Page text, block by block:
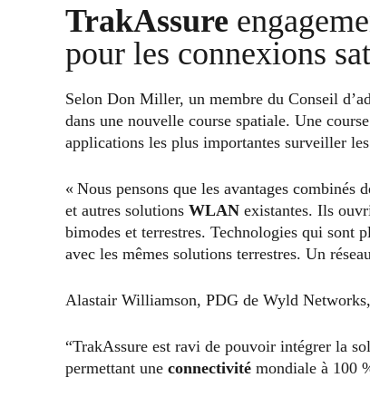
TrakAssure
pour les connexions
Selon Don Miller, un membre du Conseil
dans une nouvelle course spatiale. Une
applications les plus importantes surveiller
« Nous pensons que les avantages
et autres solutions WLAN existantes. Ils
bimodes et terrestres. Technologies qui sont
avec les mêmes solutions terrestres. Un
Alastair Williamson, PDG de Wyld
“TrakAssure est ravi de pouvoir intégrer la
permettant une connectivité mondiale à 100